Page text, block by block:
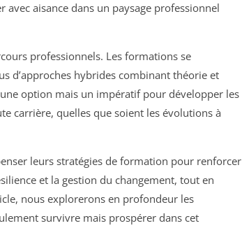
aisance dans un paysage professionnel
professionnels. Les formations se
d’approches hybrides combinant théorie et
option mais un impératif pour développer les
carrière, quelles que soient les évolutions à
leurs stratégies de formation pour renforcer
et la gestion du changement, tout en
nous explorerons en profondeur les
survivre mais prospérer dans cet